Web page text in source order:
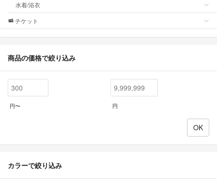
水着/浴衣
チケット
商品の価格で絞り込み
円〜 円
カラーで絞り込み